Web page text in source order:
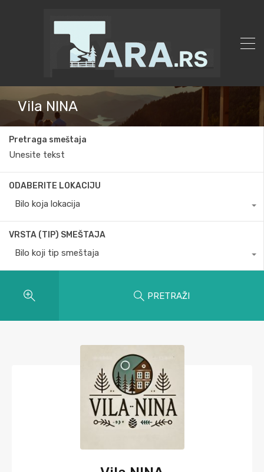
Vila NINA
Pretraga smeštaja
ODABERITE LOKACIJU
Bilo koja lokacija
VRSTA (TIP) SMEŠTAJA
Bilo koji tip smeštaja
PRETRAŽI